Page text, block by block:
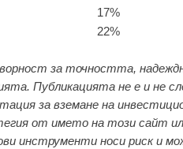
17%
22%
за точността,
Публикацията не е и не
за вземане на
от името на този сайт
инструменти носи риск и